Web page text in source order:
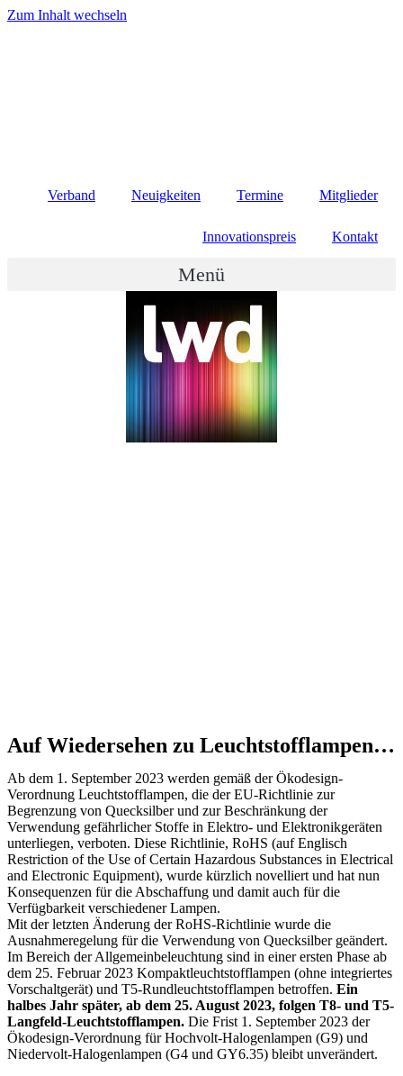
Zum Inhalt wechseln
Verband Neuigkeiten Termine Mitglieder
Innovationspreis Kontakt
Menü
Auf Wiedersehen zu Leuchtstofflampen…
Ab dem 1. September 2023 werden gemäß der Ökodesign-
Verordnung Leuchtstofflampen, die der EU-Richtlinie zur
Begrenzung von Quecksilber und zur Beschränkung der
Verwendung gefährlicher Stoffe in Elektro- und Elektronikgeräten
unterliegen, verboten. Diese Richtlinie, RoHS (auf Englisch
Restriction of the Use of Certain Hazardous Substances in Electrical
and Electronic Equipment), wurde kürzlich novelliert und hat nun
Konsequenzen für die Abschaffung und damit auch für die
Verfügbarkeit verschiedener Lampen.
Mit der letzten Änderung der RoHS-Richtlinie wurde die
Ausnahmeregelung für die Verwendung von Quecksilber geändert.
Im Bereich der Allgemeinbeleuchtung sind in einer ersten Phase ab
dem 25. Februar 2023 Kompaktleuchtstofflampen (ohne integriertes
Vorschaltgerät) und T5-Rundleuchtstofflampen betroffen. Ein
halbes Jahr später, ab dem 25. August 2023, folgen T8- und T5-
Langfeld-Leuchtstofflampen. Die Frist 1. September 2023 der
Ökodesign-Verordnung für Hochvolt-Halogenlampen (G9) und
Niedervolt-Halogenlampen (G4 und GY6.35) bleibt unverändert.